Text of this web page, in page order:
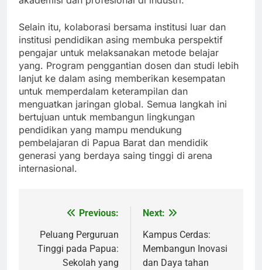
Selain itu, kolaborasi bersama institusi luar dan
institusi pendidikan asing membuka perspektif
pengajar untuk melaksanakan metode belajar
yang. Program penggantian dosen dan studi lebih
lanjut ke dalam asing memberikan kesempatan
untuk memperdalam keterampilan dan
menguatkan jaringan global. Semua langkah ini
bertujuan untuk membangun lingkungan
pendidikan yang mampu mendukung
pembelajaran di Papua Barat dan mendidik
generasi yang berdaya saing tinggi di arena
internasional.
navigation
Previous:
Peluang Perguruan
Tinggi pada Papua:
Sekolah yang
Next:
Kampus Cerdas:
Membangun Inovasi
dan Daya tahan